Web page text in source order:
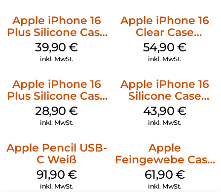
Apple iPhone 16
Plus Silicone Case
MagSafe Plum
39,90€
inkl. MwSt.
Apple iPhone 16
Clear Case
MagSafe
Transparent
54,90 €
inkl. MwSt.
Apple iPhone 16
Plus Silicone Case
MagSafe Black
28,90€
inkl. MwSt.
Apple iPhone 16
Silicone Case
MagSafe Plum
43,90 €
inkl. MwSt.
Apple Pencil USB-
C Weiß
91,90 €
inkl. MwSt.
Apple
Feingewebe Case
iPhone 15 Pro
MagSafe Schwarz
61,90 €
inkl. MwSt.